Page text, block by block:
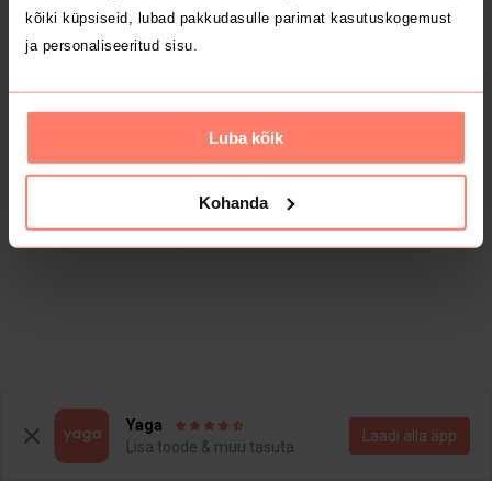
kõiki küpsiseid, lubad pakkudasulle parimat kasutuskogemust
ja personaliseeritud sisu.
Luba kõik
Kohanda
Yaga
Lisa toode & müü tasuta
Laadi alla äpp